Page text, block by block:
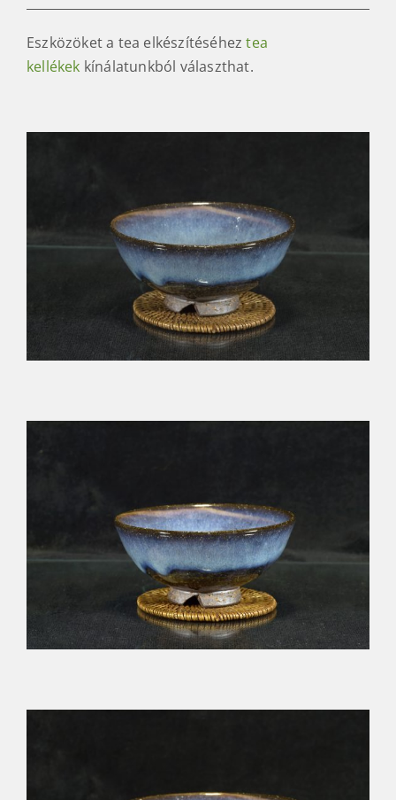
Eszközöket a tea elkészítéséhez tea
kellékek kínálatunkból választhat.